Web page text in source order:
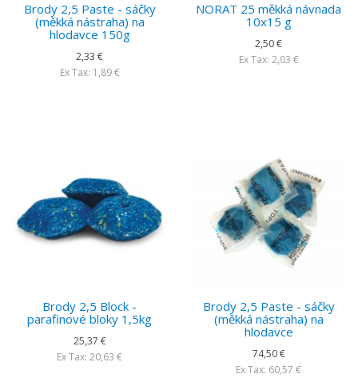
Brody 2,5 Paste - sáčky
(měkká nástraha) na
hlodavce 150g
2,33 €
Ex Tax: 1,89 €
NORAT 25 měkká návnada
10x15 g
2,50 €
Ex Tax: 2,03 €
Brody 2,5 Block -
parafinové bloky 1,5kg
25,37 €
Ex Tax: 20,63 €
Brody 2,5 Paste - sáčky
(měkká nástraha) na
hlodavce
74,50 €
Ex Tax: 60,57 €